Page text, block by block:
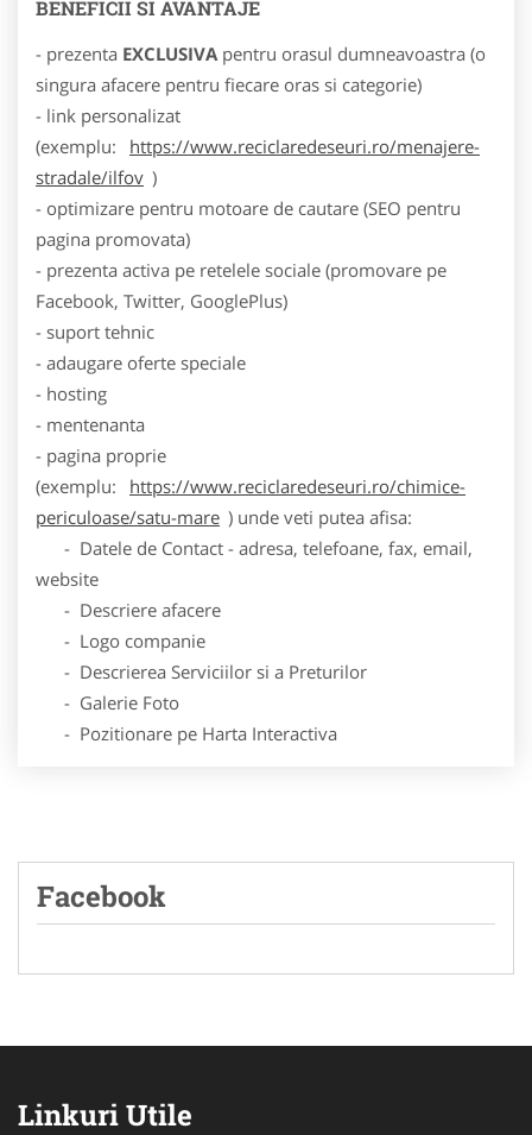
BENEFICII SI AVANTAJE
- prezenta EXCLUSIVA pentru orasul dumneavoastra (o
singura afacere pentru fiecare oras si categorie)
- link personalizat
(exemplu:
https://www.reciclaredeseuri.ro/menajere-
stradale/ilfov )
- optimizare pentru motoare de cautare (SEO pentru
pagina promovata)
- prezenta activa pe retelele sociale (promovare pe
Facebook, Twitter, GooglePlus)
- suport tehnic
- adaugare oferte speciale
- hosting
- mentenanta
- pagina proprie
(exemplu:
https://www.reciclaredeseuri.ro/chimice-
periculoase/satu-mare ) unde veti putea afisa:
- Datele de Contact - adresa, telefoane, fax, email,
website
- Descriere afacere
- Logo companie
- Descrierea Serviciilor si a Preturilor
- Galerie Foto
- Pozitionare pe Harta Interactiva
Facebook
Linkuri Utile